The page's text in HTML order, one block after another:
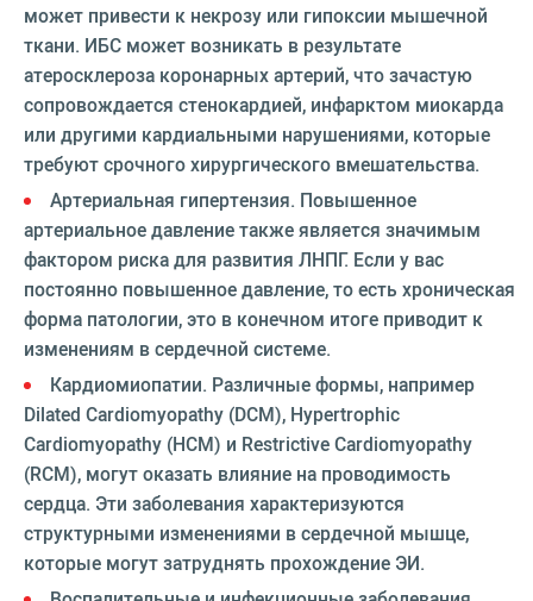
может привести к некрозу или гипоксии мышечной
ткани. ИБС может возникать в результате
атеросклероза коронарных артерий, что зачастую
сопровождается стенокардией, инфарктом миокарда
или другими кардиальными нарушениями, которые
требуют срочного хирургического вмешательства.
Артериальная гипертензия. Повышенное
артериальное давление также является значимым
фактором риска для развития ЛНПГ. Если у вас
постоянно повышенное давление, то есть хроническая
форма патологии, это в конечном итоге приводит к
изменениям в сердечной системе.
Кардиомиопатии. Различные формы, например
Dilated Cardiomyopathy (DCM), Hypertrophic
Cardiomyopathy (HCM) и Restrictive Cardiomyopathy
(RCM), могут оказать влияние на проводимость
сердца. Эти заболевания характеризуются
структурными изменениями в сердечной мышце,
которые могут затруднять прохождение ЭИ.